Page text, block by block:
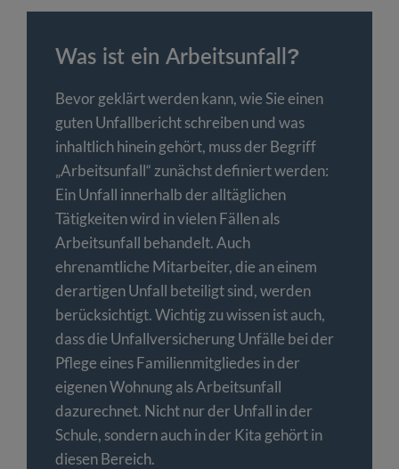
Was ist ein Arbeitsunfall?
Bevor geklärt werden kann, wie Sie einen
guten Unfallbericht schreiben und was
inhaltlich hinein gehört, muss der Begriff
„Arbeitsunfall“ zunächst definiert werden:
Ein Unfall innerhalb der alltäglichen
Tätigkeiten wird in vielen Fällen als
Arbeitsunfall behandelt. Auch
ehrenamtliche Mitarbeiter, die an einem
derartigen Unfall beteiligt sind, werden
berücksichtigt. Wichtig zu wissen ist auch,
dass die Unfallversicherung Unfälle bei der
Pflege eines Familienmitgliedes in der
eigenen Wohnung als Arbeitsunfall
dazurechnet. Nicht nur der Unfall in der
Schule, sondern auch in der Kita gehört in
diesen Bereich.